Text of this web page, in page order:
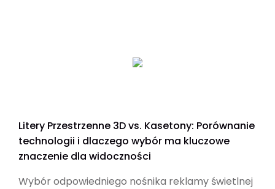
Litery Przestrzenne 3D vs. Kasetony: Porównanie
technologii i dlaczego wybór ma kluczowe
znaczenie dla widoczności
Wybór odpowiedniego nośnika reklamy świetlnej